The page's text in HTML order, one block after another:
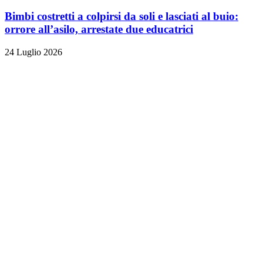
Bimbi costretti a colpirsi da soli e lasciati al buio:
orrore all’asilo, arrestate due educatrici
24 Luglio 2026